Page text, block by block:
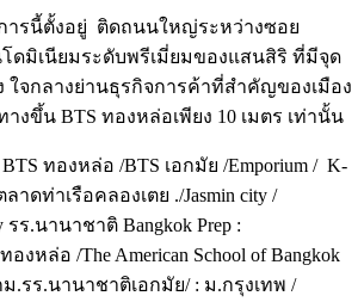
ารนี้ตั้งอยู่ ติดถนนใหญ่ระหว่างซอย
ดมิเนียมระดับพรีเมี่ยมของแสนสิริ ที่มีจุด
ใจกลางย่านธุรกิจการค้าที่สำคัญของเมือง
งขึ้น BTS ทองหล่อเพียง 10 เมตร เท่านั้น
BTS ทองหล่อ /BTS เอกมัย /Emporium / K-
ลาดท่าเรือคลองเตย ./Jasmin city /
ร.นานาชาติ Bangkok Prep :
งหล่อ /The American School of Bangkok
.รร.นานาชาติเอกมัย/ : ม.กรุงเทพ /